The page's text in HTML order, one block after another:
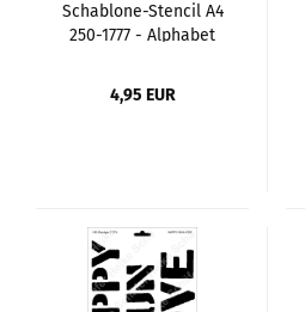
Schablone-Stencil A4
250-1777 - Alphabet
4,95 EUR